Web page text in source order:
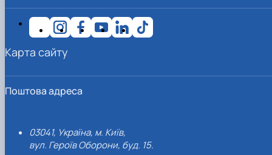
Поштова адреса
03041, Україна, м. Київ,
вул. Героїв Оборони, буд. 15.
Карта сайту